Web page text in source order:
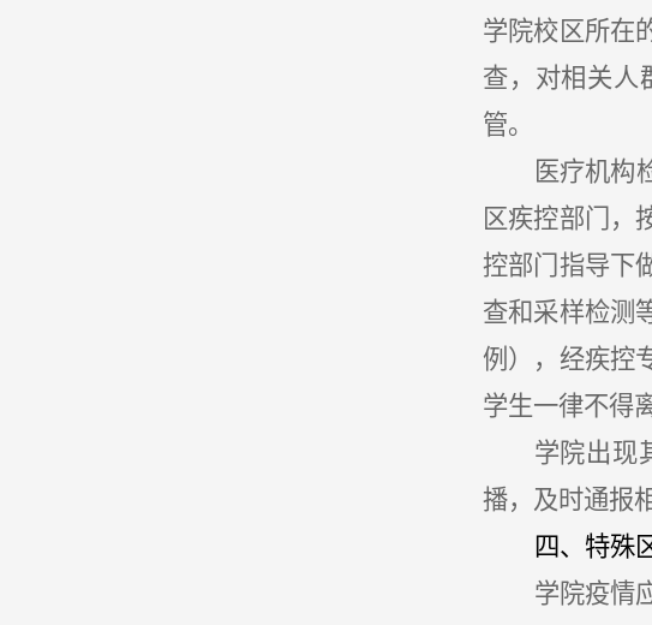
学院校区所在
查，对相关人
管。
医疗机构
区疾控部门，
控部门指导下
查和采样检测
例），经疾控
学生一律不得
学院出现
播，及时通报
四、特殊
学院疫情